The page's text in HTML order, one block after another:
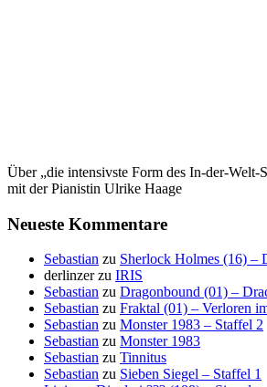
Über „die intensivste Form des In-der-Welt-
mit der Pianistin Ulrike Haage
Neueste Kommentare
Sebastian zu Sherlock Holmes (16) –
derlinzerzu IRIS
Sebastian zu Dragonbound (01) –
Sebastian zu Fraktal (01) – Verloren
Sebastian zu Monster 1983 – Staffel 2
Sebastian zu Monster 1983
Sebastian zu Tinnitus
Sebastian zu Sieben Siegel – Staffel 1